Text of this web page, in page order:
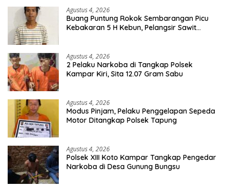
Agustus 4, 2026
Buang Puntung Rokok Sembarangan Picu
Kebakaran 5 H Kebun, Pelangsir Sawit
Agustus 4, 2026
2 Pelaku Narkoba di Tangkap Polsek
Kampar Kiri, Sita 12.07 Gram Sabu
Agustus 4, 2026
Modus Pinjam, Pelaku Penggelapan Sepeda
Motor Ditangkap Polsek Tapung
Agustus 4, 2026
Polsek XIII Koto Kampar Tangkap Pengedar
Narkoba di Desa Gunung Bungsu